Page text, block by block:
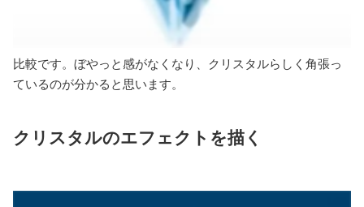
比較です。ぼやっと感がなくなり、クリスタルらしく角張っ
ているのが分かると思います。
クリスタルのエフェクトを描く